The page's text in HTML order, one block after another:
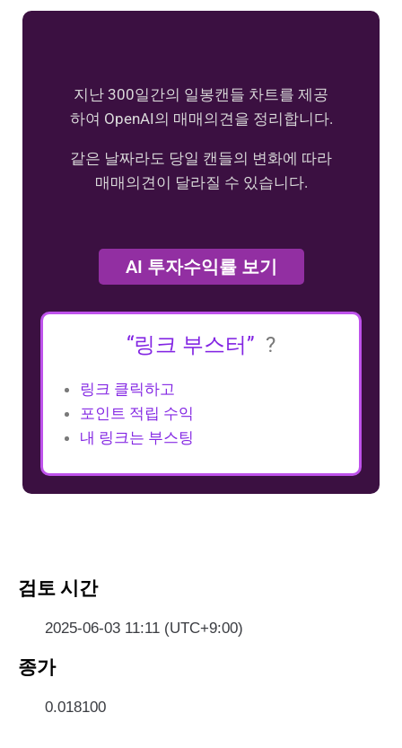
지난 300일간의 일봉캔들 차트를 제공
하여 OpenAI의 매매의견을 정리합니다.
같은 날짜라도 당일 캔들의 변화에 따라
매매의견이 달라질 수 있습니다.
AI 투자수익률 보기
“링크 부스터” ?
링크 클릭하고
포인트 적립 수익
내 링크는 부스팅
검토 시간
2025-06-03 11:11 (UTC+9:00)
종가
0.018100